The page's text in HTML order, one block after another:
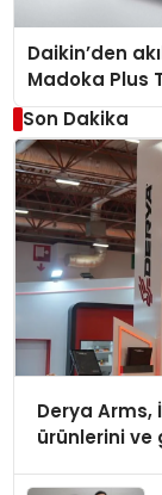
Daikin’den
Madoka Plus
Son Dakika
Derya Arms,
ürünlerini ve